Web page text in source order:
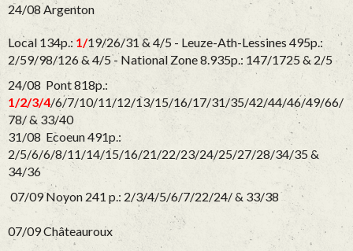
24/08 Argenton
Local 134p.: 1/19/26/31 & 4/5 - Leuze-Ath-Lessines 495p.:
2/59/98/126 & 4/5 - National Zone 8.935p.: 147/1725 & 2/5
24/08 Pont 818p.:
1/2/3/4/6/7/10/11/12/13/15/16/17/31/35/42/44/46/49/66/
78/ & 33/40
31/08 Ecoeun 491p.:
2/5/6/6/8/11/14/15/16/21/22/23/24/25/27/28/34/35 &
34/36
07/09 Noyon 241 p.: 2/3/4/5/6/7/22/24/ & 33/38
07/09 Châteauroux